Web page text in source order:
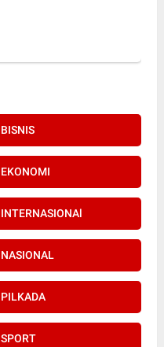
BISNIS
EKONOMI
INTERNASIONAl
NASIONAL
PILKADA
SPORT